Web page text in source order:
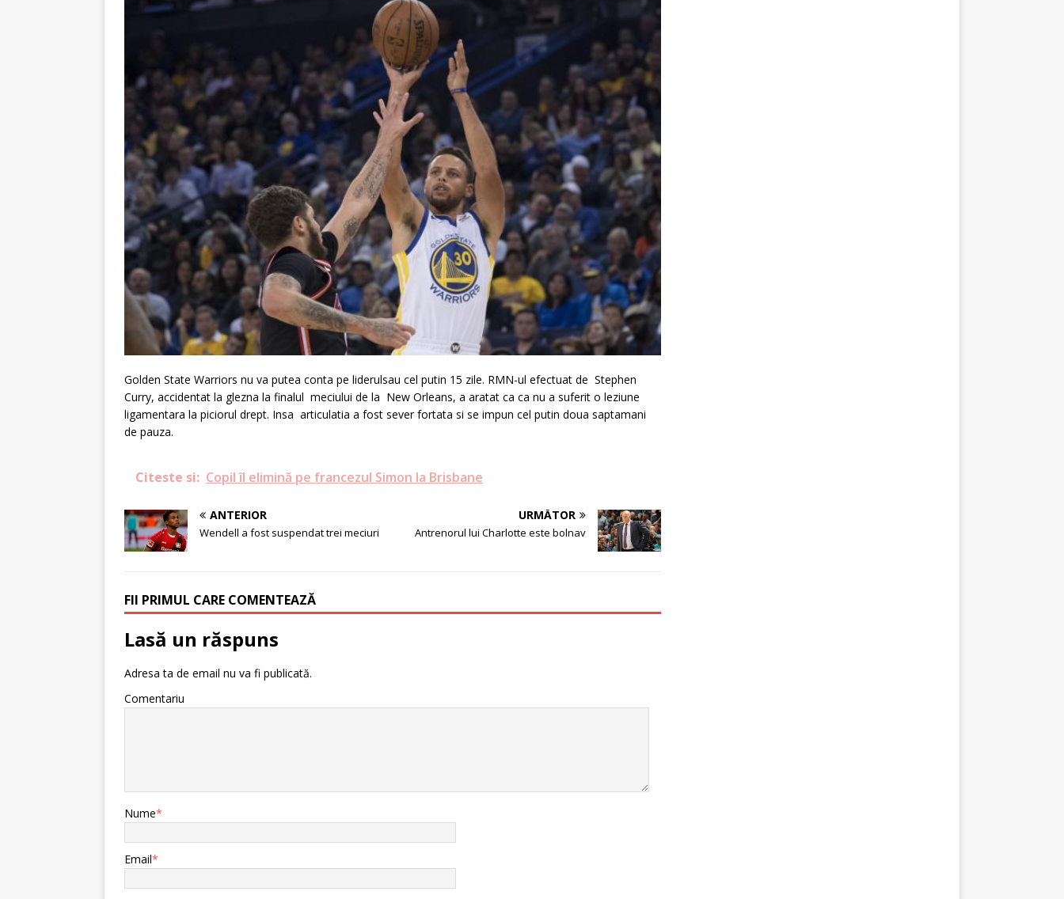
Golden State Warriors nu va putea conta pe liderulsau cel putin 15 zile. RMN-ul efectuat de Stephen
Curry, accidentat la glezna la finalul meciului de la New Orleans, a aratat ca ca nu a suferit o leziune
ligamentara la piciorul drept. Insa articulatia a fost sever fortata si se impun cel putin doua saptamani
de pauza.
Citeste si: Copil îl elimină pe francezul Simon la Brisbane
ANTERIOR
Wendell a fost suspendat trei meciuri
URMĂTOR
Antrenorul lui Charlotte este bolnav
FII PRIMUL CARE COMENTEAZĂ
Lasă un răspuns
Adresa ta de email nu va fi publicată.
Comentariu
Nume*
Email*